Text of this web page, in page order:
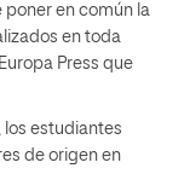
poner en común la
en toda
Press que
los estudiantes
de origen en